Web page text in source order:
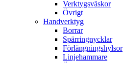
Verktygsväskor
Övrigt
Handverktyg
Borrar
Spärringnycklar
Förlängningshylsor
Linjehammare